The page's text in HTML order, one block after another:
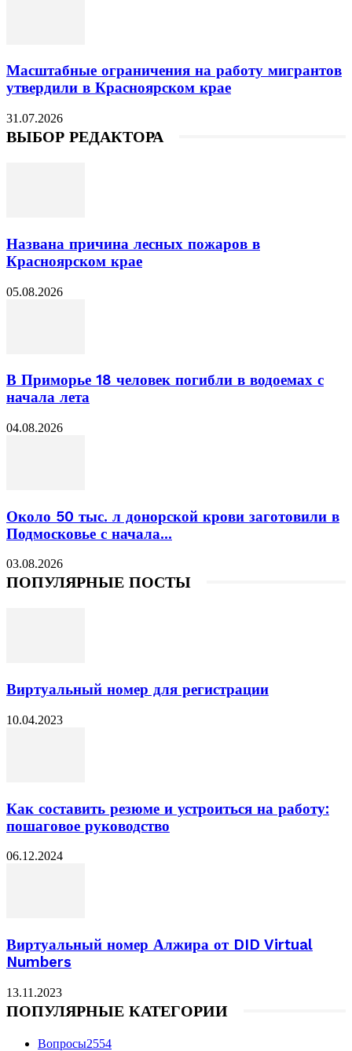
Масштабные ограничения на работу мигрантов
утвердили в Красноярском крае
31.07.2026
ВЫБОР РЕДАКТОРА
Названа причина лесных пожаров в
Красноярском крае
05.08.2026
В Приморье 18 человек погибли в водоемах с
начала лета
04.08.2026
Около 50 тыс. л донорской крови заготовили в
Подмосковье с начала...
03.08.2026
ПОПУЛЯРНЫЕ ПОСТЫ
Виртуальный номер для регистрации
10.04.2023
Как составить резюме и устроиться на работу:
пошаговое руководство
06.12.2024
Виртуальный номер Алжира от DID Virtual
Numbers
13.11.2023
ПОПУЛЯРНЫЕ КАТЕГОРИИ
Вопросы2554